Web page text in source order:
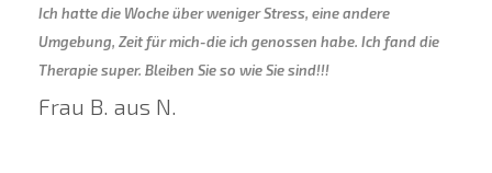
Ich hatte die Woche über weniger Stress, eine andere
Umgebung, Zeit für mich-die ich genossen habe. Ich fand die
Therapie super. Bleiben Sie so wie Sie sind!!!
Frau B. aus N.